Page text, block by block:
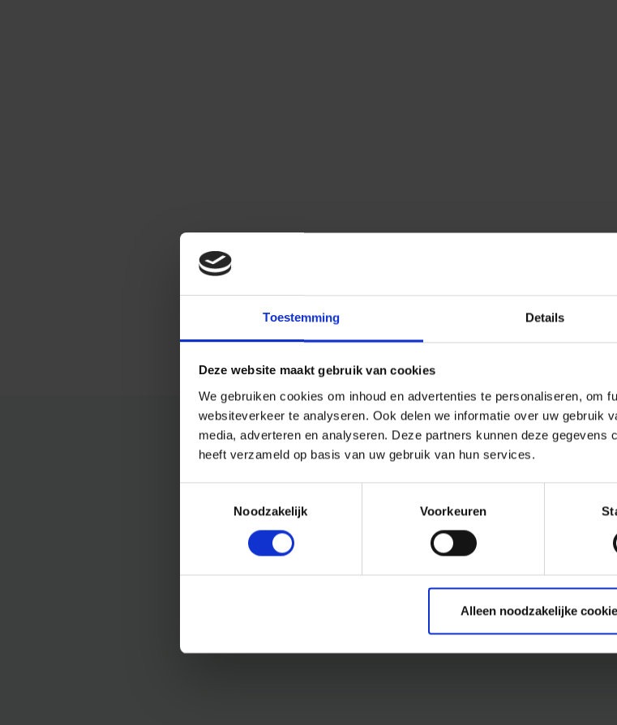
Toestemming Details
Deze website maakt gebruik van cookies
We gebruiken cookies om inhoud en advertenties te personaliseren, om
websiteverkeer te analyseren. Ook delen we informatie over uw gebruik
media, adverteren en analyseren. Deze partners kunnen deze gegevens
heeft verzameld op basis van uw gebruik van hun services.
Noodzakelijk
Voorkeuren
Alleen noodzakelijke